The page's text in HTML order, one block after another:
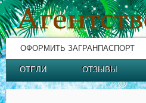
ОФОРМИТЬ ЗАГРАНПАСПОРТ
ОТЕЛИ ОТЗЫВЫ